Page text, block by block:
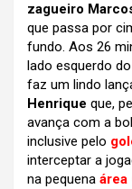
zagueiro
que passa por
fundo. Aos 26
lado esquerdo
faz um lindo
Henrique que,
avança com a
inclusive pelo
interceptar a
na pequena área